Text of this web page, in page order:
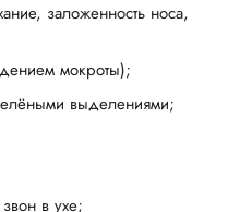
заложенность носа,
мокроты);
выделениями;
в ухе;